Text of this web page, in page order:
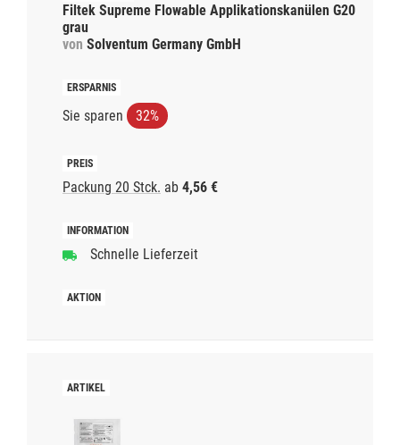
Filtek Supreme Flowable Applikationskanülen G20
grau
von Solventum Germany GmbH
Sie sparen 32%
Packung 20 Stck. ab 4,56 €
Schnelle Lieferzeit